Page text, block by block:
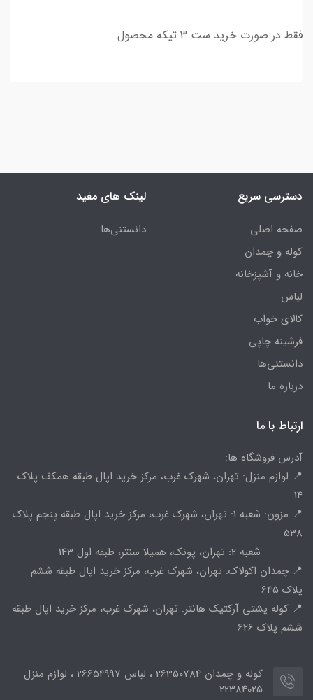
فقط در صورت خرید ست 3 تیکه محصول
دسترسی سریع
صفحه اصلی
کوله و چمدان
خانه و آشپزخانه
لباس
کالای خواب
فرشینه چاپی
دانستنی‌ها
درباره ما
لینک های مفید
دانستنی‌ها
ارتباط با ما
آدرس فروشگاه ها:
📍 لوازم منزل: تهران، شهرک غرب، مرکز خرید اپال طبقه همکف پلاک
14
📍 مزون: شعبه 1: تهران، شهرک غرب، مرکز خرید اپال طبقه پنجم پلاک
538
شعبه 2: تهران، پونک، همیلا سنتر، طبقه اول 143
📍 چمدان اکولاک: تهران، شهرک غرب، مرکز خرید اپال طبقه ششم
پلاک 645
📍 کوله پشتی آرکتیک هانتر: تهران، شهرک غرب، مرکز خرید اپال طبقه
ششم پلاک 626
کوله و چمدان 26350784 ، لباس 26654997 ، لوازم منزل
22384025